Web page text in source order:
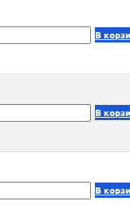
В
В
В